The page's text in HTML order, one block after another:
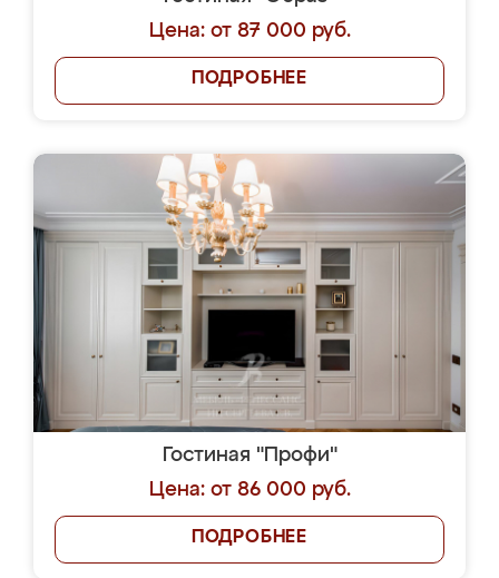
Цена: от 87 000 руб.
ПОДРОБНЕЕ
Гостиная "Профи"
Цена: от 86 000 руб.
ПОДРОБНЕЕ